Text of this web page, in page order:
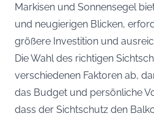
Markisen und Sonnensegel
und neugierigen Blicken,
größere Investition und
Die Wahl des richtigen
verschiedenen Faktoren ab,
das Budget und persönliche
dass der Sichtschutz den